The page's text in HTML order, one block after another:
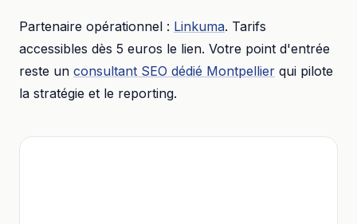
Partenaire opérationnel : Linkuma. Tarifs
accessibles dès 5 euros le lien. Votre point d'entrée
reste un consultant SEO dédié Montpellier qui pilote
la stratégie et le reporting.